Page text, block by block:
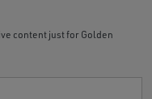
content just for Golden